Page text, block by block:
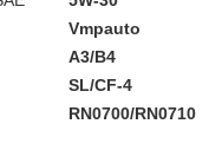
Vmpauto
A3/B4
SL/CF-4
RN0700/RN0710